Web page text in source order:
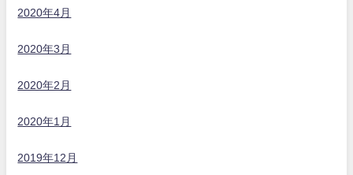
2020年4月
2020年3月
2020年2月
2020年1月
2019年12月